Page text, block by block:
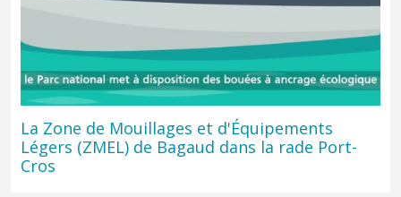
La Zone de Mouillages et d'Équipements
Légers (ZMEL) de Bagaud dans la rade Port-
Cros